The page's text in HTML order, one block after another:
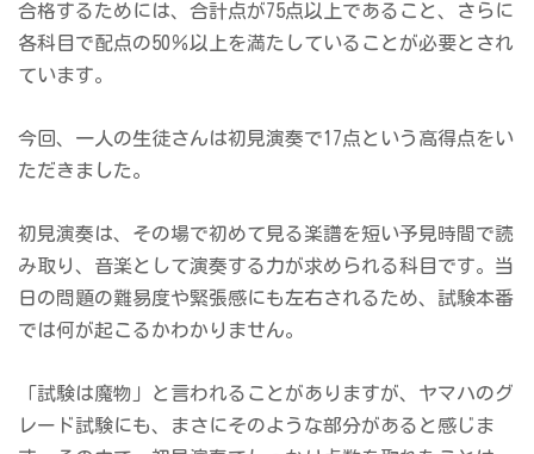
合格するためには、合計点が75点以上であること、さらに
各科目で配点の50％以上を満たしていることが必要とされ
ています。
今回、一人の生徒さんは初見演奏で17点という高得点をい
ただきました。
初見演奏は、その場で初めて見る楽譜を短い予見時間で読
み取り、音楽として演奏する力が求められる科目です。当
日の問題の難易度や緊張感にも左右されるため、試験本番
では何が起こるかわかりません。
「試験は魔物」と言われることがありますが、ヤマハのグ
レード試験にも、まさにそのような部分があると感じま